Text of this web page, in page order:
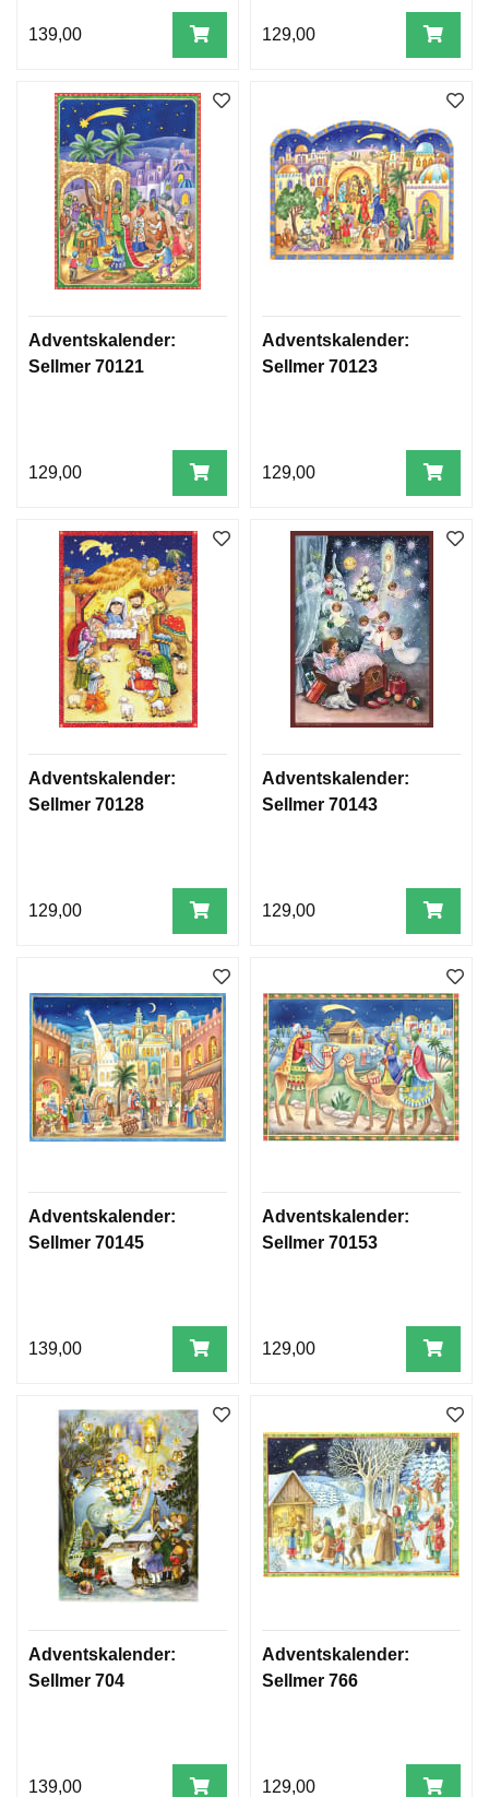
139,00 129,00
Adventskalender:
Sellmer 70121
129,00
Adventskalender:
Sellmer 70123
129,00
Adventskalender:
Sellmer 70128
129,00
Adventskalender:
Sellmer 70143
129,00
Adventskalender:
Sellmer 70145
139,00
Adventskalender:
Sellmer 70153
129,00
Adventskalender:
Sellmer 704
139,00
Adventskalender:
Sellmer 766
129,00